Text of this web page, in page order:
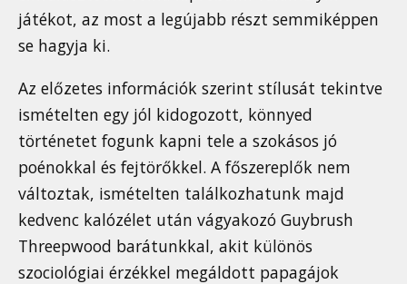
játékot, az most a legújabb részt semmiképpen
se hagyja ki.
Az előzetes információk szerint stílusát tekintve
ismételten egy jól kidogozott, könnyed
történetet fogunk kapni tele a szokásos jó
poénokkal és fejtörőkkel. A főszereplők nem
változtak, ismételten találkozhatunk majd
kedvenc kalózélet után vágyakozó Guybrush
Threepwood barátunkkal, akit különös
szociológiai érzékkel megáldott papagájok